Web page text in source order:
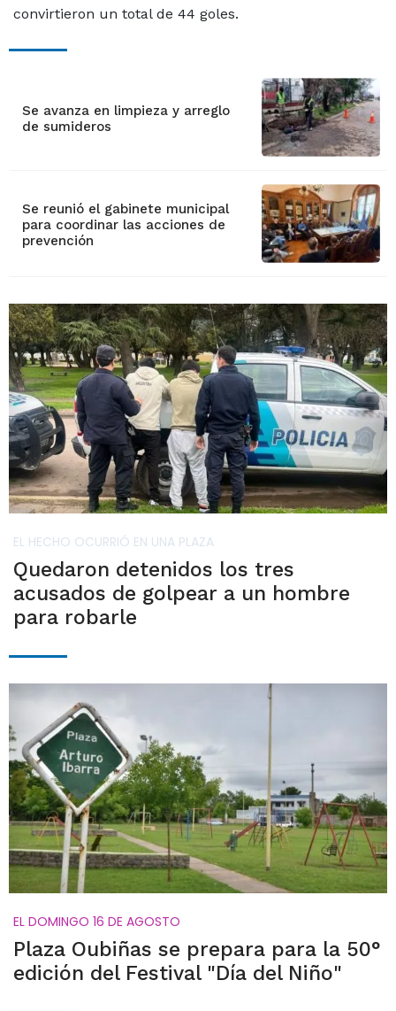
convirtieron un total de 44 goles.
Se avanza en limpieza y arreglo
de sumideros
Se reunió el gabinete municipal
para coordinar las acciones de
prevención
EL HECHO OCURRIÓ EN UNA PLAZA
Quedaron detenidos los tres
acusados de golpear a un hombre
para robarle
EL DOMINGO 16 DE AGOSTO
Plaza Oubiñas se prepara para la 50°
edición del Festival "Día del Niño"